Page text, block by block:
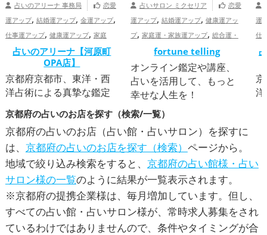
占いのアリーナ 事務局
恋愛
運アップ, 結婚運アップ, 金運アップ,
仕事運アップ, 健康運アップ, 家庭
運・家族運アップ ,総合運・全体運ア
京都府
占いのアリーナ【河原町
OPA店】
京都府京都市、東洋・西
洋占術による真摯な鑑定
占いサロン ミクセリア
恋愛
運アップ, 結婚運アップ, 健康運アッ
プ, 家庭運・家族運アップ, 総合運・
全体運アップ
京都府
fortune telling
オンライン鑑定や講座、
占いを活用して、もっと
幸せな人生を！
運
仕
運
京都府の占いのお店を探す（検索/一覧）
京都府の占いのお店（占い館・占いサロン）を探すに
は、 京都府の占いのお店を探す（検索） ページから。
地域で絞り込み検索をすると、 京都府の占い館様・占い
サロン様の一覧のように結果が一覧表示されます。
※京都府の提携企業様は、毎月増加しています。但し、
すべての占い館・占いサロン様が、常時求人募集をされ
ているわけではありませんので、条件やタイミングが合